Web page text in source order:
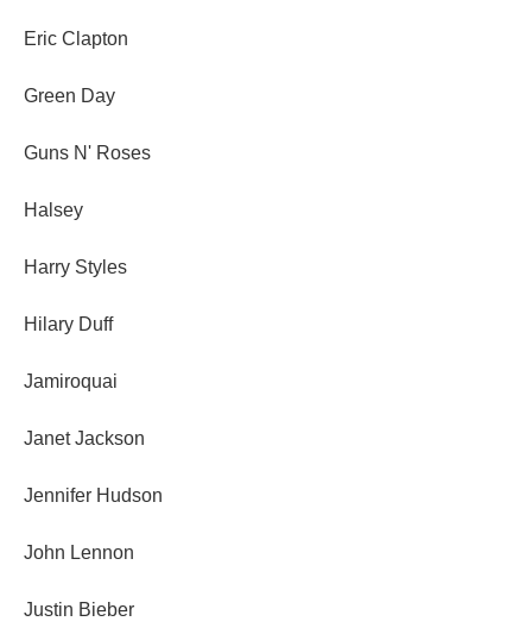
Eric Clapton
Green Day
Guns N' Roses
Halsey
Harry Styles
Hilary Duff
Jamiroquai
Janet Jackson
Jennifer Hudson
John Lennon
Justin Bieber